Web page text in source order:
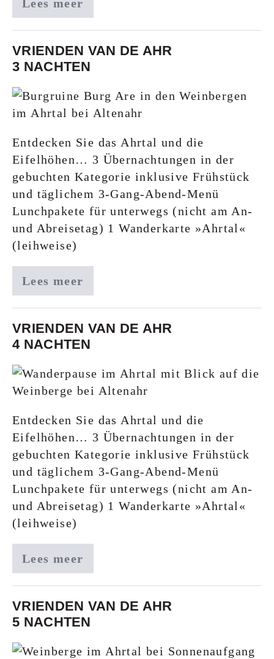
Lees meer
VRIENDEN VAN DE AHR
3 NACHTEN
Entdecken Sie das Ahrtal und die
Eifelhöhen… 3 Übernachtungen in der
gebuchten Kategorie inklusive Frühstück
und täglichem 3-Gang-Abend-Menü
Lunchpakete für unterwegs (nicht am An-
und Abreisetag) 1 Wanderkarte »Ahrtal«
(leihweise)
Lees meer
VRIENDEN VAN DE AHR
4 NACHTEN
Entdecken Sie das Ahrtal und die
Eifelhöhen… 3 Übernachtungen in der
gebuchten Kategorie inklusive Frühstück
und täglichem 3-Gang-Abend-Menü
Lunchpakete für unterwegs (nicht am An-
und Abreisetag) 1 Wanderkarte »Ahrtal«
(leihweise)
Lees meer
VRIENDEN VAN DE AHR
5 NACHTEN